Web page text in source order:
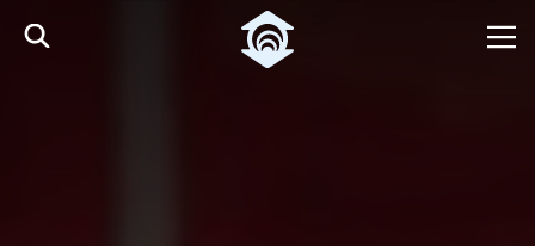
Pular para o Conteúdo principal